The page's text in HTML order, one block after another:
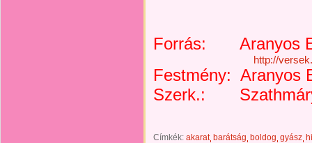
Forrás: Aranyos
http://
Festmény: Aranyos
Szerk.:
Címkék: akarat barátság boldog gyász